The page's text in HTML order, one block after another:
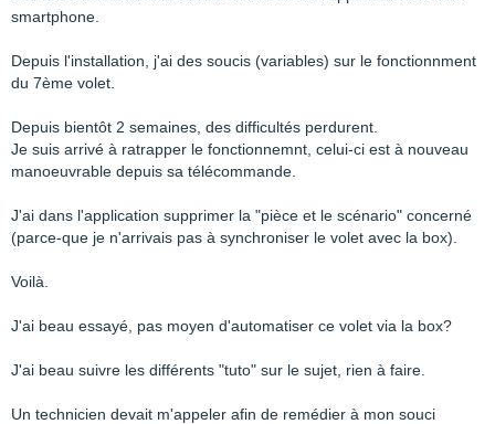
smartphone.
Depuis l'installation, j'ai des soucis (variables) sur le fonctionnment
du 7ème volet.
Depuis bientôt 2 semaines, des difficultés perdurent.
Je suis arrivé à ratrapper le fonctionnemnt, celui-ci est à nouveau
manoeuvrable depuis sa télécommande.
J'ai dans l'application supprimer la "pièce et le scénario" concerné
(parce-que je n'arrivais pas à synchroniser le volet avec la box).
Voilà.
J'ai beau essayé, pas moyen d'automatiser ce volet via la box?
J'ai beau suivre les différents "tuto" sur le sujet, rien à faire.
Un technicien devait m'appeler afin de remédier à mon souci